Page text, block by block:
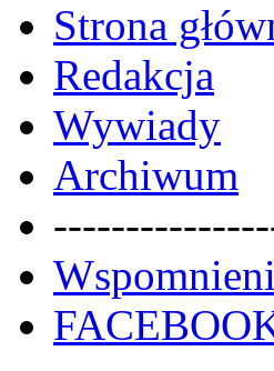
Strona
Redakcja
Wywiady
Archiwum